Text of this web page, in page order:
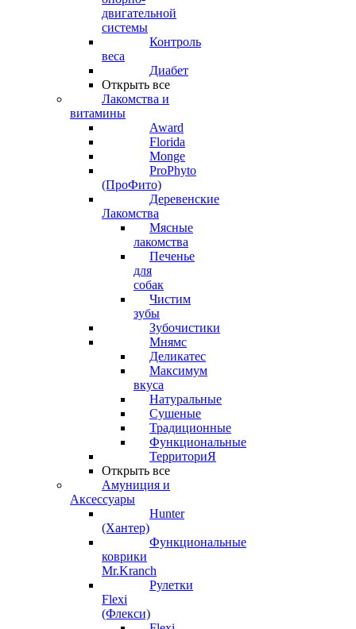
двигательной
системы
Контроль
веса
Диабет
Открыть все
Лакомства и
витамины
Award
Florida
Monge
ProPhyto
(ПроФито)
Деревенские
Лакомства
Мясные
лакомства
Печенье
для
собак
Чистим
зубы
Зубочистики
Мнямс
Деликатес
Максимум
вкуса
Натуральные
Сушеные
Традиционные
Функциональные
ТерриториЯ
Открыть все
Амуниция и
Аксессуары
Hunter
(Хантер)
Функциональные
коврики
Mr.Kranch
Рулетки
Flexi
(Флекси)